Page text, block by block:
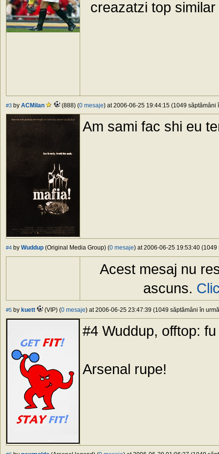
creazatzi top
#3 by ACMilan (888) (0 mesaje) at 2006-06-25 19:44:15 (1049 săptămâni
Am sami fac shi eu
#4 by Wuddup (Original Media Group) (0 mesaje) at 2006-06-25 19:53:40 (1049
Acest mesaj nu
ascuns.
#5 by kuett (VIP) (0 mesaje) at 2006-06-25 23:47:39 (1049 săptămâni în
#4 Wuddup, offtop:
Arsenal rupe!